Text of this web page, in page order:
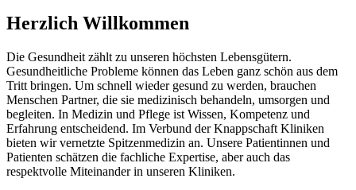
Herzlich Willkommen
Die Gesundheit zählt zu unseren höchsten Lebensgütern.
Gesundheitliche Probleme können das Leben ganz schön aus dem
Tritt bringen. Um schnell wieder gesund zu werden, brauchen
Menschen Partner, die sie medizinisch behandeln, umsorgen und
begleiten. In Medizin und Pflege ist Wissen, Kompetenz und
Erfahrung entscheidend. Im Verbund der Knappschaft Kliniken
bieten wir vernetzte Spitzenmedizin an. Unsere Patientinnen und
Patienten schätzen die fachliche Expertise, aber auch das
respektvolle Miteinander in unseren Kliniken.